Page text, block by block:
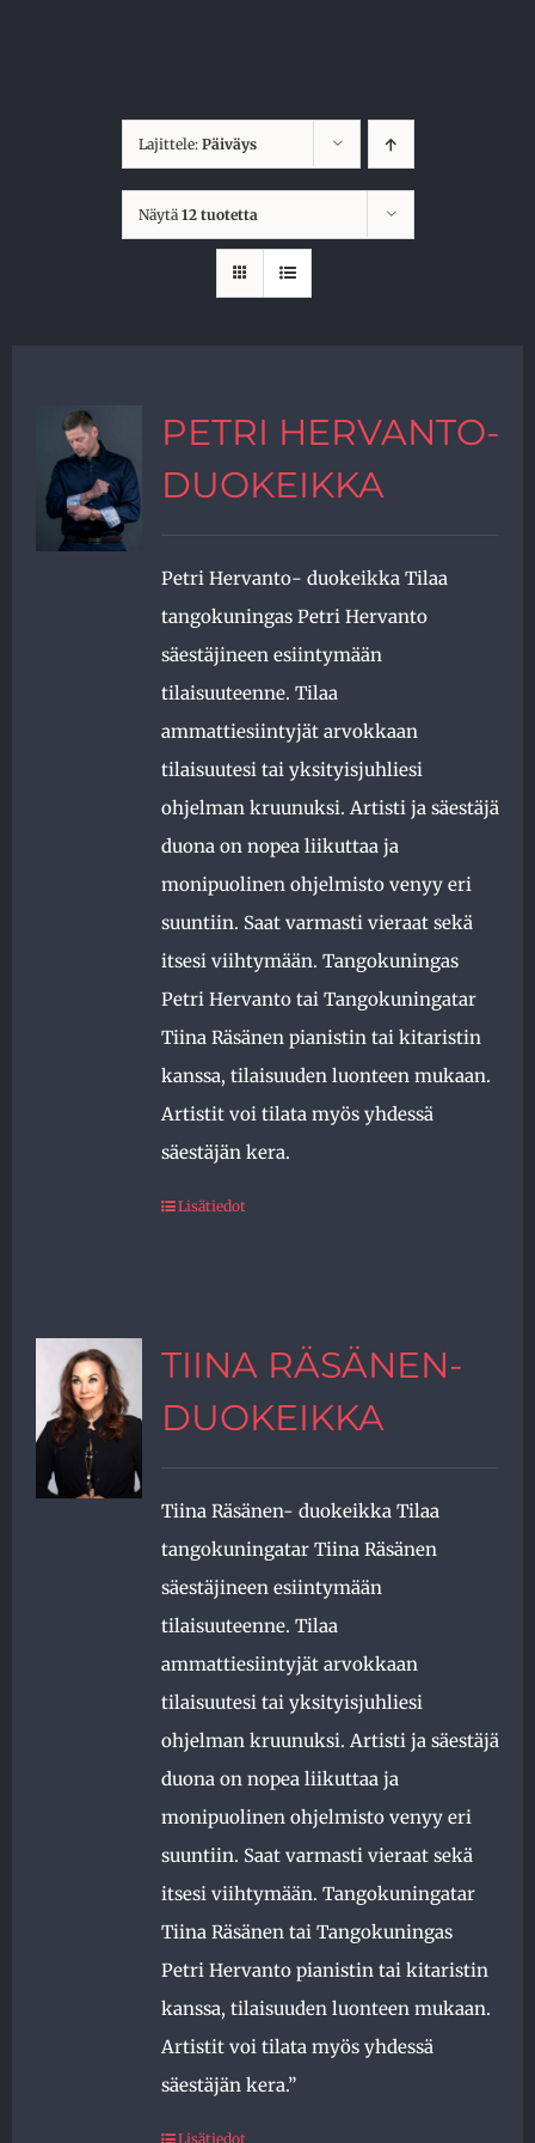
Lajittele: Päiväys
Näytä 12 tuotetta
PETRI HERVANTO-
DUOKEIKKA
Petri Hervanto- duokeikka Tilaa
tangokuningas Petri Hervanto
säestäjineen esiintymään
tilaisuuteenne. Tilaa
ammattiesiintyjät arvokkaan
tilaisuutesi tai yksityisjuhliesi
ohjelman kruunuksi. Artisti ja säestäjä
duona on nopea liikuttaa ja
monipuolinen ohjelmisto venyy eri
suuntiin. Saat varmasti vieraat sekä
itsesi viihtymään. Tangokuningas
Petri Hervanto tai Tangokuningatar
Tiina Räsänen pianistin tai kitaristin
kanssa, tilaisuuden luonteen mukaan.
Artistit voi tilata myös yhdessä
säestäjän kera.
Lisätiedot
TIINA RÄSÄNEN-
DUOKEIKKA
Tiina Räsänen- duokeikka Tilaa
tangokuningatar Tiina Räsänen
säestäjineen esiintymään
tilaisuuteenne. Tilaa
ammattiesiintyjät arvokkaan
tilaisuutesi tai yksityisjuhliesi
ohjelman kruunuksi. Artisti ja säestäjä
duona on nopea liikuttaa ja
monipuolinen ohjelmisto venyy eri
suuntiin. Saat varmasti vieraat sekä
itsesi viihtymään. Tangokuningatar
Tiina Räsänen tai Tangokuningas
Petri Hervanto pianistin tai kitaristin
kanssa, tilaisuuden luonteen mukaan.
Artistit voi tilata myös yhdessä
säestäjän kera.”
Lisätiedot